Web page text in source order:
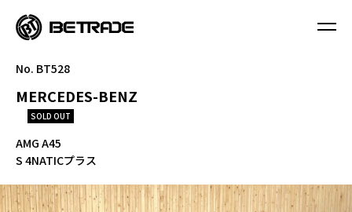
No. BT528
MERCEDES-BENZ
SOLD OUT
AMG A45
S 4NATICプラス